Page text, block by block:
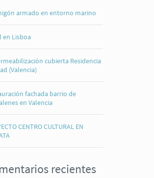
armado en entorno marino
en Lisboa
cubierta Residencia
(Valencia)
fachada barrio de
en Valencia
CENTRO CULTURAL EN
recientes